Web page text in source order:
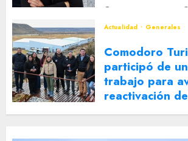
Actualidad
Generales
Comodoro
participó de
trabajo para
reactivación
Turístico